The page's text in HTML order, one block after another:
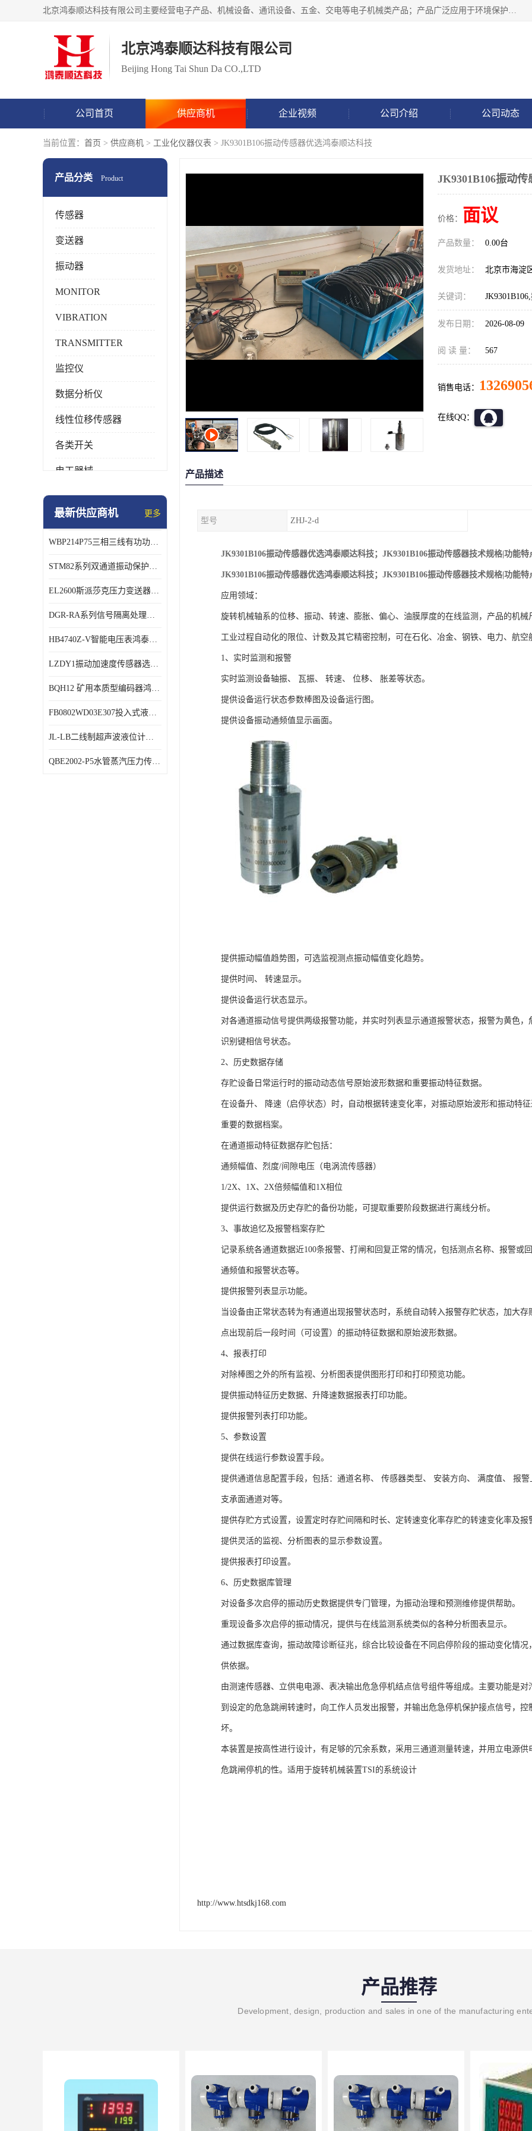
北京鸿泰顺达科技有限公司主要经营电子产品、机械设备、通讯设备、五金、交电等电子机械类产品；产品广泛应用于环境保护、石油化工、电力电子、冶金建筑、煤炭、农业、卫生防疫、教育科研等行业。并成功的与各地环境监测站、污水处理厂、卷烟厂、电厂、高校、科学院所、卫生防疫部门、煤矿、石化厂等用户建立了密切的合作关系。
北京鸿泰顺达科技有限公司
Beijing Hong Tai Shun Da CO.,LTD
公司首页 供应商机 企业视频 公司介绍 公司动态
当前位置： 首页 > 供应商机 > 工业化仪器仪表 > JK9301B106振动传感器优选鸿泰顺达科技
产品分类 Product
传感器
变送器
振动器
MONITOR
VIBRATION
TRANSMITTER
监控仪
数据分析仪
线性位移传感器
各类开关
电工器械
模块化产品
特殊用处传感器
特殊用途变送器
最新供应商机 更多
WBP214P75三相三线有功功率传感器鸿泰顺达产品稳定性好
STM82系列双通道振动保护表鸿泰产品技术规格
EL2600斯派莎克压力变送器技术规格
DGR-RA系列信号隔离处理器鸿泰产品技术规格
HB4740Z-V智能电压表鸿泰产品外形美观大方
LZDY1振动加速度传感器选型资料
BQH12 矿用本质型编码器鸿泰产品实物展示
FB0802WD03E307投入式液位计鸿泰产品选型参数
JL-LB二线制超声波液位计鸿泰产品外形美观大方
QBE2002-P5水管蒸汽压力传感器西门子产品技术规格
JK9301B106振动
价格： 面议
产品数量： 0.00台
发货地址： 北京市海淀
关键词：
发布日期： 2026-08-09
阅 读 量： 567
销售电话：
在线QQ：
产品描述
型号 ZHJ-2-d
JK9301B106振动传感器优选鸿泰顺达科技；JK9301B106振动传感器技术规格|功能特
JK9301B106振动传感器优选鸿泰顺达科技；JK9301B106振动传感器技术规格|功能特
应用领域：
旋转机械轴系的位移、振动、转速、膨胀、偏心、油膜厚度的在线监测，产品的机械
工业过程自动化的限位、计数及其它精密控制，可在石化、冶金、钢铁、电力、航空
1、实时监测和报警
实时监测设备轴振、 瓦振、 转速、 位移、 胀差等状态。
提供设备运行状态参数棒图及设备运行图。
提供设备振动通频值显示画面。
提供振动幅值趋势图，可选监视测点振动幅值变化趋势。
提供时间、 转速显示。
提供设备运行状态显示。
对各通道振动信号提供两级报警功能，并实时列表显示通道报警状态，报警为黄色，
识别键相信号状态。
2、历史数据存储
存贮设备日常运行时的振动动态信号原始波形数据和重要振动特征数据。
在设备升、 降速（启停状态）时，自动根据转速变化率，对振动原始波形和振动特
重要的数据档案。
在通道振动特征数据存贮包括：
通频幅值、烈度/间隙电压（电涡流传感器）
1/2X、1X、2X倍频幅值和1X相位
提供运行数据及历史存贮的备份功能，可提取重要阶段数据进行离线分析。
3、事故追忆及报警档案存贮
记录系统各通道数据近100条报警、打闸和回复正常的情况，包括测点名称、报警或回
通频值和报警状态等。
提供报警列表显示功能。
当设备由正常状态转为有通道出现报警状态时，系统自动转入报警存贮状态，加大存
点出现前后一段时间（可设置）的振动特征数据和原始波形数据。
4、报表打印
对除棒图之外的所有监视、分析图表提供图形打印和打印预览功能。
提供振动特征历史数据、升降速数据报表打印功能。
提供报警列表打印功能。
5、参数设置
提供在线运行参数设置手段。
提供通道信息配置手段，包括：通道名称、 传感器类型、 安装方向、 满度值、 报
支承面通道对等。
提供存贮方式设置，设置定时存贮间隔和时长、定转速变化率存贮的转速变化率及报
提供灵活的监视、分析图表的显示参数设置。
提供报表打印设置。
6、历史数据库管理
对设备多次启停的振动历史数据提供专门管理，为振动治理和预测维修提供帮助。
重现设备多次启停的振动情况，提供与在线监测系统类似的各种分析图表显示。
通过数据库查询，振动故障诊断征兆，综合比较设备在不同启停阶段的振动变化情况
供依据。
由测速传感器、立供电电源、表决输出危急停机结点信号组件等组成。主要功能是
到设定的危急跳闸转速时，向工作人员发出报警，并输出危急停机保护接点信号，
坏。
本装置是按高性进行设计，有足够的冗余系数，采用三通道测量转速，并用立电源
危跳闸停机的性。适用于旋转机械装置TSI的系统设计
http://www.htsdkj168.com
产品推荐
Development, design, production and sales in one of the manufacturing